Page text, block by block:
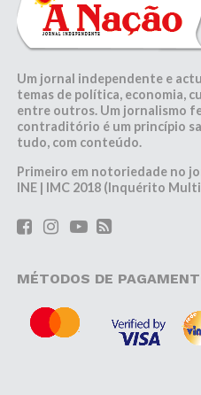
Um jornal independente e
temas de política, economia,
entre outros. Um jornalismo
contraditório é um princípio
tudo, com conteúdo.
Primeiro em notoriedade no
INE | IMC 2018 (Inquérito
MÉTODOS DE